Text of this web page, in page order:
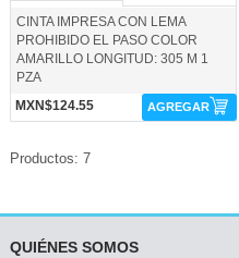
CINTA IMPRESA CON LEMA
PROHIBIDO EL PASO COLOR
AMARILLO LONGITUD: 305 M 1
PZA
MXN$124.55
AGREGAR
Productos: 7
QUIÉNES SOMOS